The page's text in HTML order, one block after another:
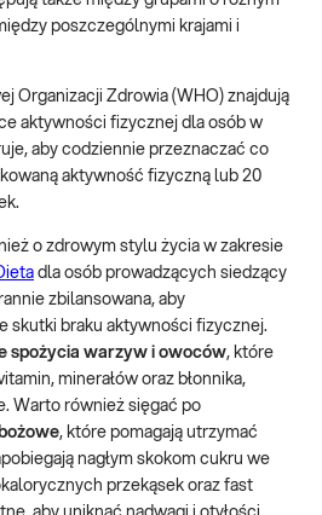
poszczególnymi krajami i
Organizacji Zdrowia (WHO) znajdują
aktywności fizycznej dla osób w
aby codziennie przeznaczać co
aktywność fizyczną lub 20
o zdrowym stylu życia w zakresie
dla osób prowadzących siedzący
zbilansowana, aby
skutki braku aktywności fizycznej.
spożycia warzyw i owoców, które
minerałów oraz błonnika,
Warto również sięgać po
, które pomagają utrzymać
nagłym skokom cukru we
przekąsek oraz fast